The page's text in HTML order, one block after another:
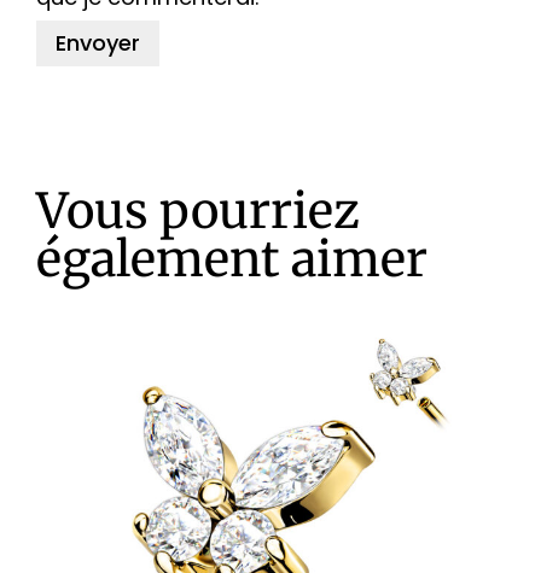
Vous pourriez
également aimer